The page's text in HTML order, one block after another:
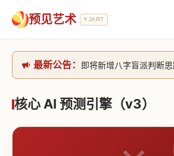
预见艺术 YJART
最新公告：
核心 AI 预测引擎（v3）